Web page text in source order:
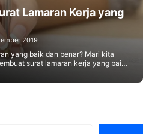
Lamaran Kerja yang
2019
yang baik dan benar? Mari kita
surat lamaran kerja yang baik